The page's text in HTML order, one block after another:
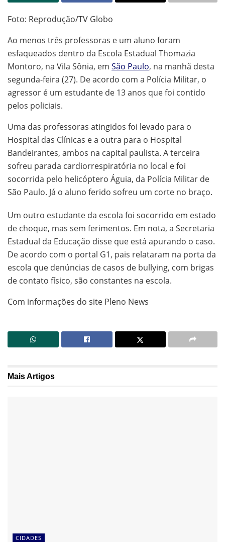
Foto: Reprodução/TV Globo
Ao menos três professoras e um aluno foram
esfaqueados dentro da Escola Estadual Thomazia
Montoro, na Vila Sônia, em São Paulo, na manhã desta
segunda-feira (27). De acordo com a Polícia Militar, o
agressor é um estudante de 13 anos que foi contido
pelos policiais.
Uma das professoras atingidos foi levado para o
Hospital das Clínicas e a outra para o Hospital
Bandeirantes, ambos na capital paulista. A terceira
sofreu parada cardiorrespiratória no local e foi
socorrida pelo helicóptero Águia, da Polícia Militar de
São Paulo. Já o aluno ferido sofreu um corte no braço.
Um outro estudante da escola foi socorrido em estado
de choque, mas sem ferimentos. Em nota, a Secretaria
Estadual da Educação disse que está apurando o caso.
De acordo com o portal G1, pais relataram na porta da
escola que denúncias de casos de bullying, com brigas
de contato físico, são constantes na escola.
Com informações do site Pleno News
MaisArtigos
CIDADES